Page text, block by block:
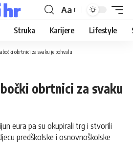
Aa
Struka Karijere Lifestyle
obrtnici za svaku je pohvalu
obrtnici za svaku
eura pa su okupirali trg i stvorili
predškolske i osnovnoškolske